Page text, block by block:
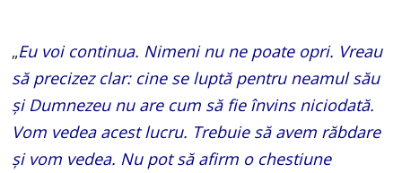
„Eu voi continua. Nimeni nu ne poate opri. Vreau
să precizez clar: cine se luptă pentru neamul său
și Dumnezeu nu are cum să fie învins niciodată.
Vom vedea acest lucru. Trebuie să avem răbdare
și vom vedea. Nu pot să afirm o chestiune